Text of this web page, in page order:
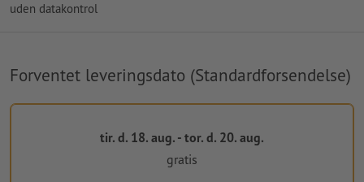
uden datakontrol
Forventet leveringsdato (Standardforsendelse)
tir. d. 18. aug. - tor. d. 20. aug.
gratis